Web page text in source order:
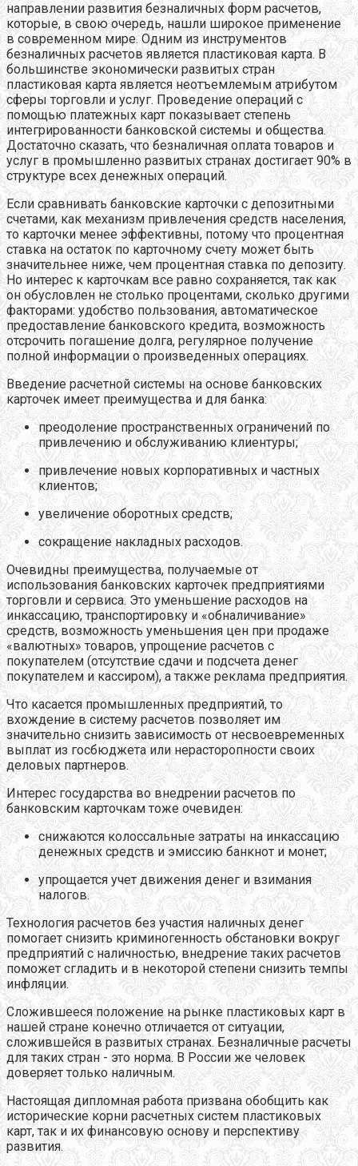
направлении развития безналичных форм расчетов,
которые, в свою очередь, нашли широкое применение
в современном мире. Одним из инструментов
безналичных расчетов является пластиковая карта. В
большинстве экономически развитых стран
пластиковая карта является неотъемлемым атрибутом
сферы торговли и услуг. Проведение операций с
помощью платежных карт показывает степень
интегрированности банковской системы и общества.
Достаточно сказать, что безналичная оплата товаров и
услуг в промышленно развитых странах достигает 90% в
структуре всех денежных операций.
Если сравнивать банковские карточки с депозитными
счетами, как механизм привлечения средств населения,
то карточки менее эффективны, потому что процентная
ставка на остаток по карточному счету может быть
значительнее ниже, чем процентная ставка по депозиту.
Но интерес к карточкам все равно сохраняется, так как
он обусловлен не столько процентами, сколько другими
факторами: удобство пользования, автоматическое
предоставление банковского кредита, возможность
отсрочить погашение долга, регулярное получение
полной информации о произведенных операциях.
Введение расчетной системы на основе банковских
карточек имеет преимущества и для банка:
преодоление пространственных ограничений по
привлечению и обслуживанию клиентуры;
привлечение новых корпоративных и частных
клиентов;
увеличение оборотных средств;
сокращение накладных расходов.
Очевидны преимущества, получаемые от
использования банковских карточек предприятиями
торговли и сервиса. Это уменьшение расходов на
инкассацию, транспортировку и «обналичивание»
средств, возможность уменьшения цен при продаже
«валютных» товаров, упрощение расчетов с
покупателем (отсутствие сдачи и подсчета денег
покупателем и кассиром), а также реклама предприятия.
Что касается промышленных предприятий, то
вхождение в систему расчетов позволяет им
значительно снизить зависимость от несвоевременных
выплат из госбюджета или нерасторопности своих
деловых партнеров.
Интерес государства во внедрении расчетов по
банковским карточкам тоже очевиден:
снижаются колоссальные затраты на инкассацию
денежных средств и эмиссию банкнот и монет;
упрощается учет движения денег и взимания
налогов.
Технология расчетов без участия наличных денег
помогает снизить криминогенность обстановки вокруг
предприятий с наличностью, внедрение таких расчетов
поможет сгладить и в некоторой степени снизить темпы
инфляции.
Сложившееся положение на рынке пластиковых карт в
нашей стране конечно отличается от ситуации,
сложившейся в развитых странах. Безналичные расчеты
для таких стран - это норма. В России же человек
доверяет только наличным.
Настоящая дипломная работа призвана обобщить как
исторические корни расчетных систем пластиковых
карт, так и их финансовую основу и перспективу
развития.